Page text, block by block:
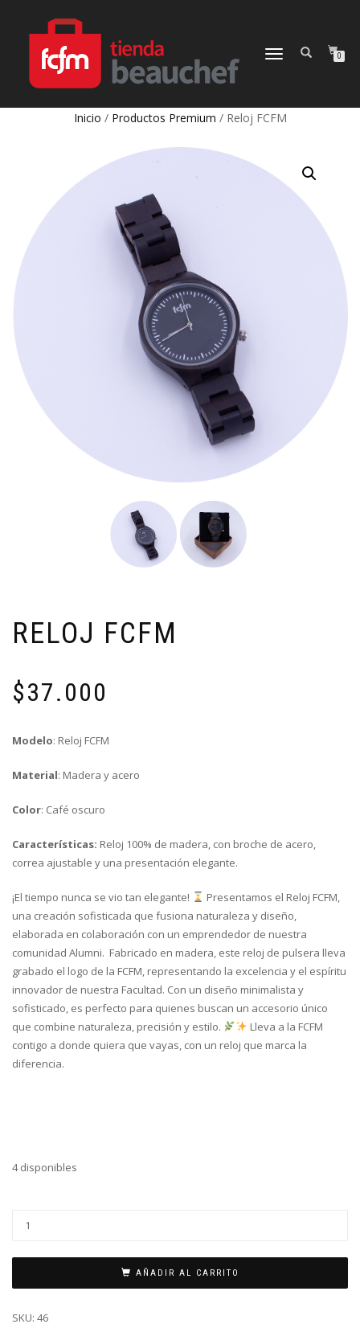
CAMBIAR
0
Inicio / Productos Premium / Reloj FCFM
RELOJ FCFM
$37.000
Modelo: Reloj FCFM
Material: Madera y acero
Color: Café oscuro
Características: Reloj 100% de madera, con broche de acero,
correa ajustable y una presentación elegante.
¡El tiempo nunca se vio tan elegante!
Presentamos el Reloj FCFM,
una creación sofisticada que fusiona naturaleza y diseño,
elaborada en colaboración con un emprendedor de nuestra
comunidad Alumni. Fabricado en madera, este reloj de pulsera lleva
grabado el logo de la FCFM, representando la excelencia y el espíritu
innovador de nuestra Facultad. Con un diseño minimalista y
sofisticado, es perfecto para quienes buscan un accesorio único
que combine naturaleza, precisión y estilo.
Lleva a la FCFM
contigo a donde quiera que vayas, con un reloj que marca la
diferencia.
4 disponibles
AÑADIR AL CARRITO
SKU: 46